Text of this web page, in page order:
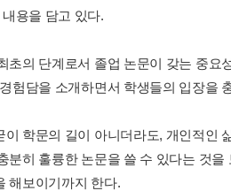
용을 담고 있다.
의 단계로서 졸업 논문이 갖는 중요
험담을 소개하면서 학생들의 입장을
학문의 길이 아니더라도, 개인적인
히 훌륭한 논문을 쓸 수 있다는 것
해보이기까지 한다.